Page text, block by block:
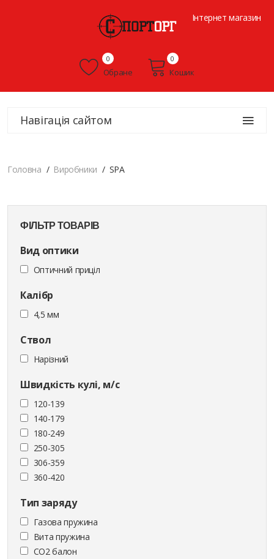
Інтернет магазин
Обране
0
Кошик
0
Навігація сайтом
Головна Виробники SPA
ФІЛЬТР ТОВАРІВ
Вид оптики
Оптичний приціл
Калібр
4,5 мм
Ствол
Нарізний
Швидкість кулі, м/с
120-139
140-179
180-249
250-305
306-359
360-420
Тип заряду
Газова пружина
Вита пружина
CO2 балон